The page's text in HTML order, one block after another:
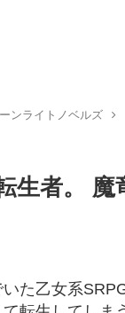
ンライトノベルズ
生者。
た乙女系